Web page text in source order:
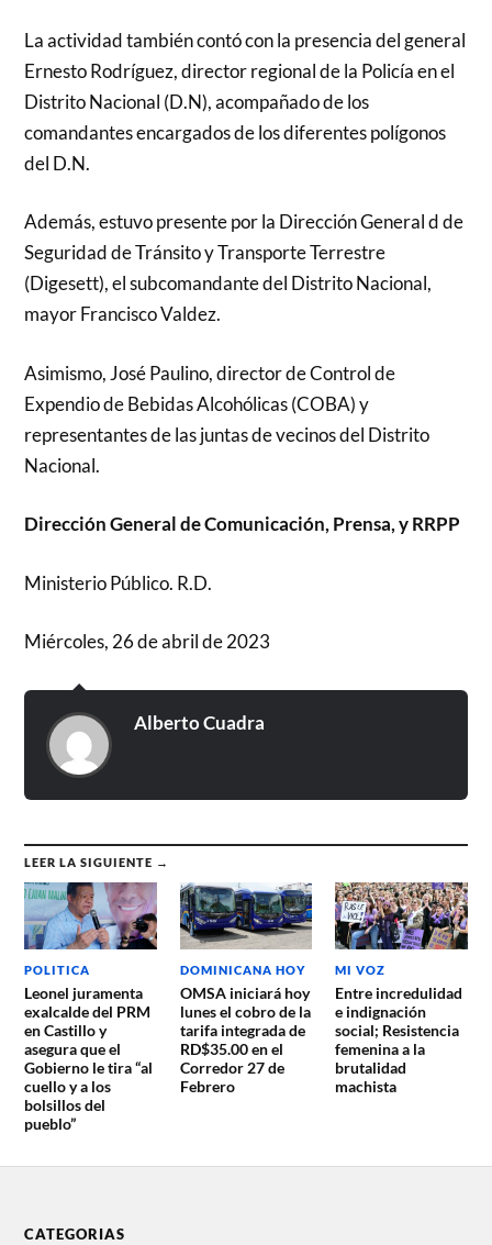
La actividad también contó con la presencia del general
Ernesto Rodríguez, director regional de la Policía en el
Distrito Nacional (D.N), acompañado de los
comandantes encargados de los diferentes polígonos
del D.N.
Además, estuvo presente por la Dirección General d de
Seguridad de Tránsito y Transporte Terrestre
(Digesett), el subcomandante del Distrito Nacional,
mayor Francisco Valdez.
Asimismo, José Paulino, director de Control de
Expendio de Bebidas Alcohólicas (COBA) y
representantes de las juntas de vecinos del Distrito
Nacional.
Dirección General de Comunicación, Prensa, y RRPP
Ministerio Público. R.D.
Miércoles, 26 de abril de 2023
Alberto Cuadra
LEER LA SIGUIENTE →
POLITICA
Leonel juramenta
exalcalde del PRM
en Castillo y
asegura que el
Gobierno le tira “al
cuello y a los
bolsillos del
pueblo”
DOMINICANA HOY
OMSA iniciará hoy
lunes el cobro de la
tarifa integrada de
RD$35.00 en el
Corredor 27 de
Febrero
MI VOZ
Entre incredulidad
e indignación
social; Resistencia
femenina a la
brutalidad
machista
CATEGORIAS